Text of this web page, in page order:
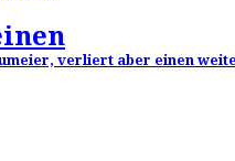
verliert aber einen